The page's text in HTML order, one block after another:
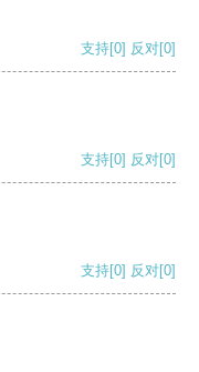
支持[0] 反对[0]
支持[0] 反对[0]
支持[0] 反对[0]